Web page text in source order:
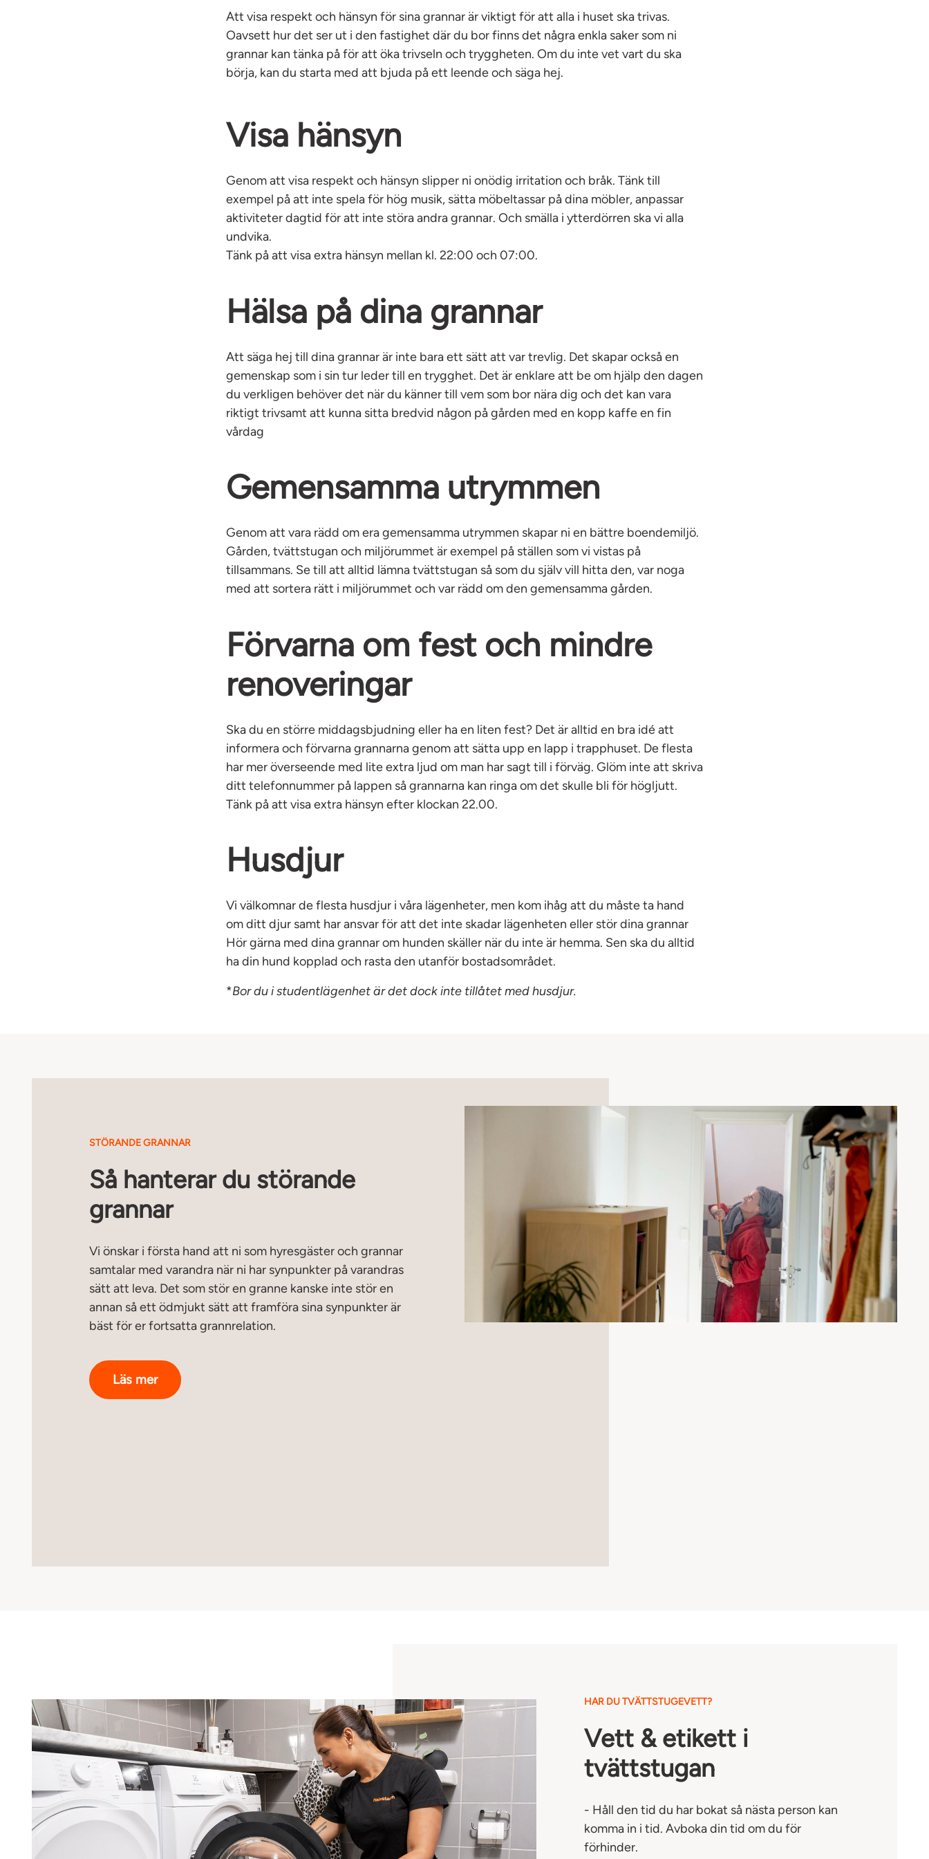
Att visa respekt och hänsyn för sina grannar är viktigt för att alla i huset ska trivas.
Oavsett hur det ser ut i den fastighet där du bor finns det några enkla saker som ni
grannar kan tänka på för att öka trivseln och tryggheten. Om du inte vet vart du ska
börja, kan du starta med att bjuda på ett leende och säga hej.
Visa hänsyn
Genom att visa respekt och hänsyn slipper ni onödig irritation och bråk. Tänk till
exempel på att inte spela för hög musik, sätta möbeltassar på dina möbler, anpassar
aktiviteter dagtid för att inte störa andra grannar. Och smälla i ytterdörren ska vi alla
undvika.
Tänk på att visa extra hänsyn mellan kl. 22:00 och 07:00.
Hälsa på dina grannar
Att säga hej till dina grannar är inte bara ett sätt att var trevlig. Det skapar också en
gemenskap som i sin tur leder till en trygghet. Det är enklare att be om hjälp den dagen
du verkligen behöver det när du känner till vem som bor nära dig och det kan vara
riktigt trivsamt att kunna sitta bredvid någon på gården med en kopp kaffe en fin
vårdag
Gemensamma utrymmen
Genom att vara rädd om era gemensamma utrymmen skapar ni en bättre boendemiljö.
Gården, tvättstugan och miljörummet är exempel på ställen som vi vistas på
tillsammans. Se till att alltid lämna tvättstugan så som du själv vill hitta den, var noga
med att sortera rätt i miljörummet och var rädd om den gemensamma gården.
Förvarna om fest och mindre
renoveringar
Ska du en större middagsbjudning eller ha en liten fest? Det är alltid en bra idé att
informera och förvarna grannarna genom att sätta upp en lapp i trapphuset. De flesta
har mer överseende med lite extra ljud om man har sagt till i förväg. Glöm inte att skriva
ditt telefonnummer på lappen så grannarna kan ringa om det skulle bli för högljutt.
Tänk på att visa extra hänsyn efter klockan 22.00.
Husdjur
Vi välkomnar de flesta husdjur i våra lägenheter, men kom ihåg att du måste ta hand
om ditt djur samt har ansvar för att det inte skadar lägenheten eller stör dina grannar
Hör gärna med dina grannar om hunden skäller när du inte är hemma. Sen ska du alltid
ha din hund kopplad och rasta den utanför bostadsområdet.
*Bor du i studentlägenhet är det dock inte tillåtet med husdjur.
STÖRANDE GRANNAR
Så hanterar du störande
grannar
Vi önskar i första hand att ni som hyresgäster och grannar
samtalar med varandra när ni har synpunkter på varandras
sätt att leva. Det som stör en granne kanske inte stör en
annan så ett ödmjukt sätt att framföra sina synpunkter är
bäst för er fortsatta grannrelation.
Läs mer
HAR DU TVÄTTSTUGEVETT?
Vett & etikett i
tvättstugan
- Håll den tid du har bokat så nästa person kan
komma in i tid. Avboka din tid om du för
förhinder.